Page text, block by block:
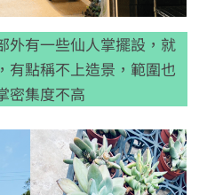
外有一些仙人掌擺設，就
有點稱不上造景，範圍也
密集度不高